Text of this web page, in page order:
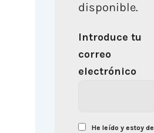
disponible.
Introduce tu
correo
electrónico
He leído y estoy de